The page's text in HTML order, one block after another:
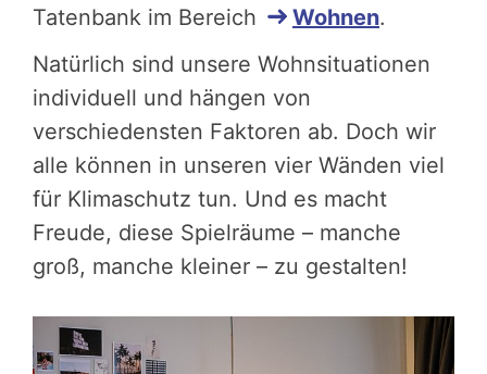
Tatenbank im Bereich Wohnen.
Natürlich sind unsere Wohnsituationen
individuell und hängen von
verschiedensten Faktoren ab. Doch wir
alle können in unseren vier Wänden viel
für Klimaschutz tun. Und es macht
Freude, diese Spielräume – manche
groß, manche kleiner – zu gestalten!